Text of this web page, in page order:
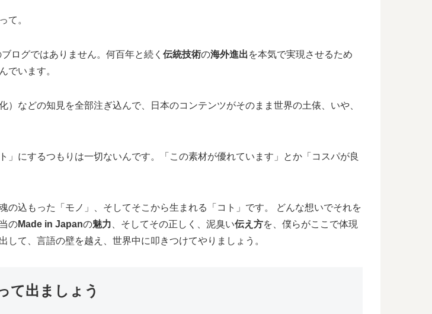
て。
ログではありません。何百年と続く 伝統技術の海外進出を本気で実現させるため
でいます。
などの知見を全部注ぎ込んで、日本のコンテンツがそのまま世界の土俵、いや、
にするつもりは一切ないんです。「この素材が優れています」とか「コスパが良
込もった「モノ」、そしてそこから生まれる「コト」です。 どんな想いでそれを
のMade in Japanの魅力 、そしてその正しく、泥臭い伝え方を、僕らがここで体現
て、言語の壁を越え、世界中に叩きつけてやりましょう。
て出ましょう